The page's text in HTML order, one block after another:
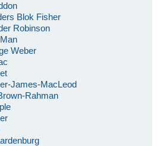
Blok Fisher
Robinson
Weber
James-MacLeod
Rahman